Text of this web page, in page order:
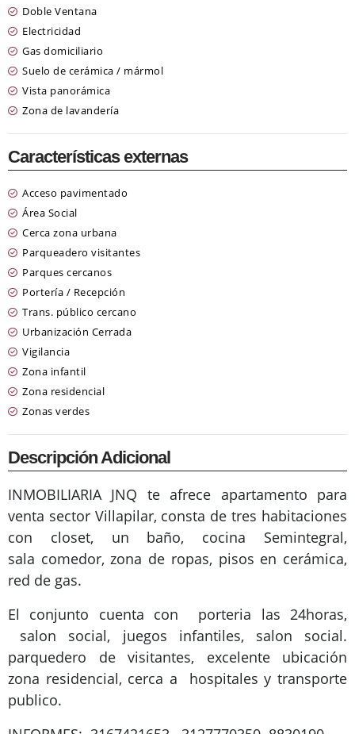
Doble Ventana
Electricidad
Gas domiciliario
Suelo de cerámica / mármol
Vista panorámica
Zona de lavandería
Características externas
Acceso pavimentado
Área Social
Cerca zona urbana
Parqueadero visitantes
Parques cercanos
Portería / Recepción
Trans. público cercano
Urbanización Cerrada
Vigilancia
Zona infantil
Zona residencial
Zonas verdes
Descripción Adicional
INMOBILIARIA JNQ te afrece apartamento para
venta sector Villapilar, consta de tres habitaciones
con closet, un baño, cocina Semintegral,
sala comedor, zona de ropas, pisos en cerámica,
red de gas.
El conjunto cuenta con porteria las 24horas,
salon social, juegos infantiles, salon social.
parquedero de visitantes, excelente ubicación
zona residencial, cerca a hospitales y transporte
publico.